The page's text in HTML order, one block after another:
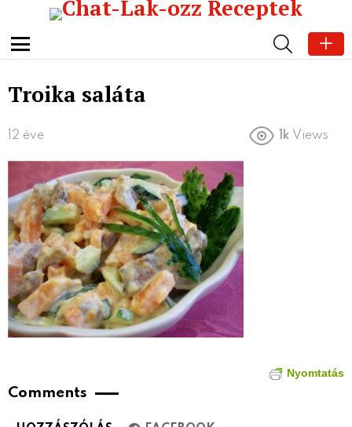
Menu
SEARCH
Troika saláta
12 éve 1k Views
Nyomtatás
Comments